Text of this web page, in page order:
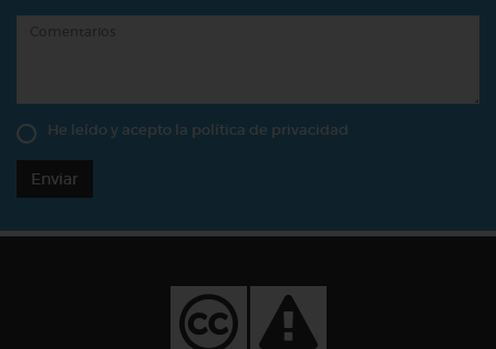
He leído y acepto la política de privacidad
Enviar